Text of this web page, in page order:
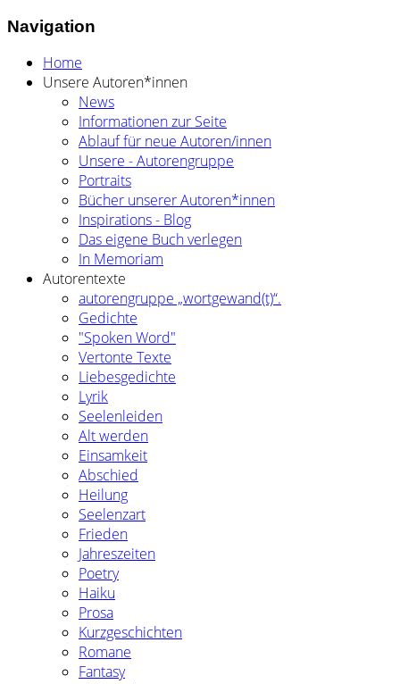
Navigation
Home
Unsere Autoren*innen
News
Informationen zur Seite
Ablauf für neue Autoren/innen
Unsere - Autorengruppe
Portraits
Bücher unserer Autoren*innen
Inspirations - Blog
Das eigene Buch verlegen
In Memoriam
Autorentexte
autorengruppe „wortgewand(t)“.
Gedichte
"Spoken Word"
Vertonte Texte
Liebesgedichte
Lyrik
Seelenleiden
Alt werden
Einsamkeit
Abschied
Heilung
Seelenzart
Frieden
Jahreszeiten
Poetry
Haiku
Prosa
Kurzgeschichten
Romane
Fantasy